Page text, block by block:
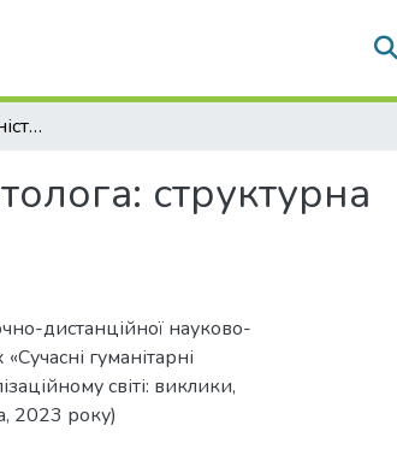
Цифрова компетентність сучасного маркетолога: структурна модель, індикатори
структурна
дистанційної науково-
гуманітарні
світі: виклики,
2023 року)